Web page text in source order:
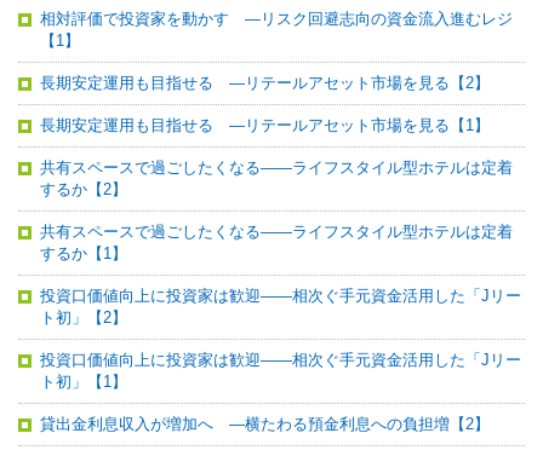
相対評価で投資家を動かす ―リスク回避志向の資金流入進むレジ
【1】
長期安定運用も目指せる ―リテールアセット市場を見る【2】
長期安定運用も目指せる ―リテールアセット市場を見る【1】
共有スペースで過ごしたくなる――ライフスタイル型ホテルは定着
するか【2】
共有スペースで過ごしたくなる――ライフスタイル型ホテルは定着
するか【1】
投資口価値向上に投資家は歓迎――相次ぐ手元資金活用した「Jリー
ト初」【2】
投資口価値向上に投資家は歓迎――相次ぐ手元資金活用した「Jリー
ト初」【1】
貸出金利息収入が増加へ ―横たわる預金利息への負担増【2】